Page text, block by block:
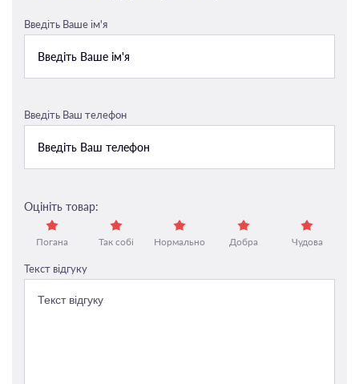
Введіть Ваше ім'я
Введіть Ваш телефон
Оцініть товар:
Погана Так собі Нормально Добра Чудова
Текст відгуку